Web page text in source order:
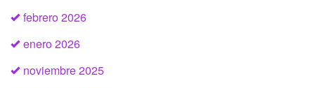
febrero 2026
enero 2026
noviembre 2025